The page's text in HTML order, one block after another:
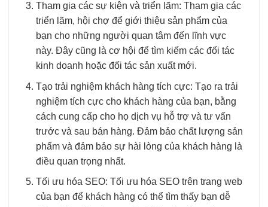
Tham gia các sự kiện và triển lãm: Tham gia các
triển lãm, hội chợ để giới thiệu sản phẩm của
bạn cho những người quan tâm đến lĩnh vực
này. Đây cũng là cơ hội để tìm kiếm các đối tác
kinh doanh hoặc đối tác sản xuất mới.
Tạo trải nghiệm khách hàng tích cực: Tạo ra trải
nghiệm tích cực cho khách hàng của bạn, bằng
cách cung cấp cho họ dịch vụ hỗ trợ và tư vấn
trước và sau bán hàng. Đảm bảo chất lượng sản
phẩm và đảm bảo sự hài lòng của khách hàng là
điều quan trọng nhất.
Tối ưu hóa SEO: Tối ưu hóa SEO trên trang web
của bạn để khách hàng có thể tìm thấy bạn dễ